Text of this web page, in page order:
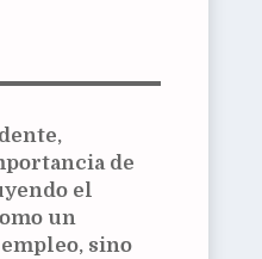
de
el
un
sino